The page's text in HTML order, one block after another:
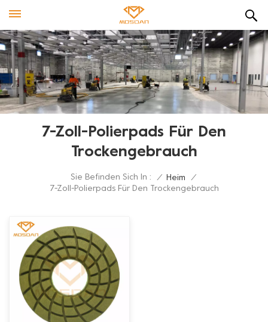
7-Zoll-Polierpads Für Den
Trockengebrauch
Sie Befinden Sich In : / Heim
/
7-Zoll-Polierpads Für Den Trockengebrauch